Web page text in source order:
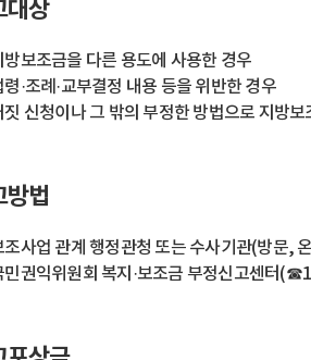
대상
방보조금을 다른 용도에 사용한 경우
령·조례·교부결정 내용 등을 위반한 경우
짓 신청이나 그 밖의 부정한 방법으로 지방
방법
조사업 관계 행정관청 또는 수사기관(방문,
민권익위원회 복지·보조금 부정신고센터